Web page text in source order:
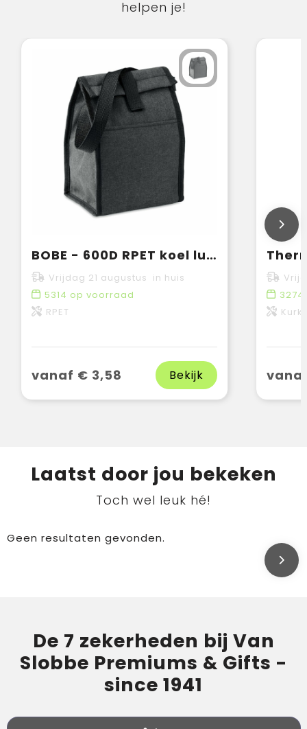
helpen je!
BOBE - 600D RPET koel lunchtas
Vrijdag 21 augustus in huis
5314 op voorraad
RPET
vanaf € 3,58 Bekijk
3274
Laatst door jou bekeken
Toch wel leuk hé!
Geen resultaten gevonden.
De 7 zekerheden bij Van
Slobbe Premiums & Gifts -
since 1941